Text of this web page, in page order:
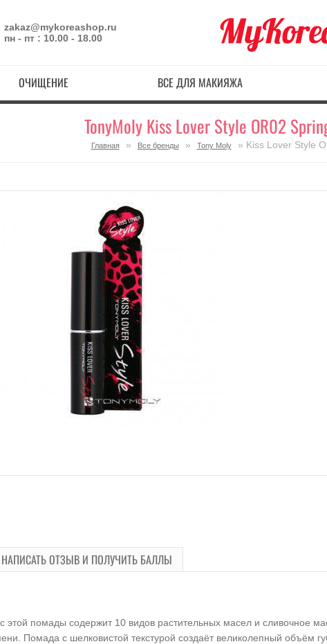
zakaz@mykoreashop.ru
пн - пт : 10.00 - 18.00
ОЧИЩЕНИЕ ВСЕ ДЛЯ МАКИЯЖА
TonyMoly Kiss Lover Style OR02
Главная » Все бренды » Tony Moly » Kiss Lover Style
НАПИСАТЬ ОТЗЫВ И ПОЛУЧИТЬ БАЛЛЫ
помады содержит 10 видов растительных масел и сливочное
Помада с шелковистой текстурой создаёт великолепный объём